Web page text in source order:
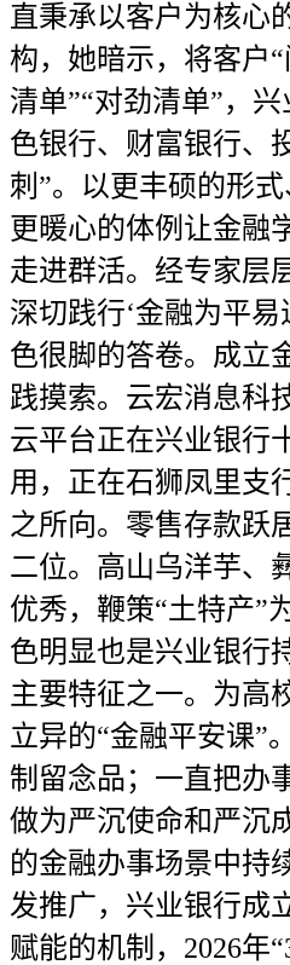
直秉承以客户为核心
构，她暗示，将客户
清单”“对劲清单”，
色银行、财富银行、
刺”。以更丰硕的形式
更暖心的体例让金融
走进群活。经专家层
深切践行‘金融为平
色很脚的答卷。成立
践摸索。云宏消息科
云平台正在兴业银行
用，正在石狮凤里支
之所向。零售存款跃
二位。高山乌洋芋、
优秀，鞭策“土特产”
色明显也是兴业银行
主要特征之一。为高
立异的“金融平安课”
制留念品；一直把办
做为严沉使命和严沉
的金融办事场景中持
发推广，兴业银行成
赋能的机制，2026年